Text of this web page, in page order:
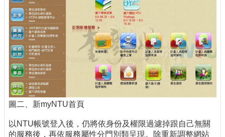
圖二、新myNTU首頁
以NTU帳號登入後，仍將依身份及權限過濾掉跟自己無關
的服務後，再依服務屬性分門別類呈現。除重新調整網站